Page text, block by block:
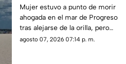
punto de morir
AHOGADA; esto se sabe
Mujer estuvo a punto de morir
ahogada en el mar de Progreso
tras alejarse de la orilla, pero
bañistas la rescataron y
agosto 07, 2026 07:14 p. m.